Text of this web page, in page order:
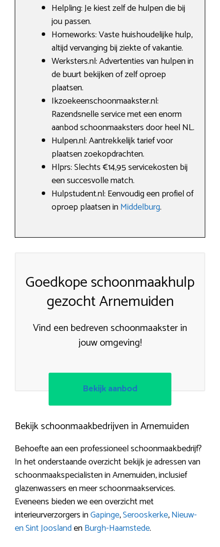
Helpling: Je kiest zelf de hulpen die bij
jou passen.
Homeworks: Vaste huishoudelijke hulp,
altijd vervanging bij ziekte of vakantie.
Werksters.nl: Advertenties van hulpen in
de buurt bekijken of zelf oproep
plaatsen.
Ikzoekeenschoonmaakster.nl:
Razendsnelle service met een enorm
aanbod schoonmaaksters door heel NL.
Hulpen.nl: Aantrekkelijk tarief voor
plaatsen zoekopdrachten.
Hlprs: Slechts €14,95 servicekosten bij
een succesvolle match.
Hulpstudent.nl: Eenvoudig een profiel of
oproep plaatsen inMiddelburg.
Goedkope schoonmaakhulp
gezocht Arnemuiden
Vind een bedreven schoonmaakster in
jouw omgeving!
Bekijk aanbod
Bekijk schoonmaakbedrijven in Arnemuiden
Behoefte aan een professioneel schoonmaakbedrijf?
In het onderstaande overzicht bekijk je adressen van
schoonmaakspecialisten in Arnemuiden, inclusief
glazenwassers en meer schoonmaakservices.
Eveneens bieden we een overzicht met
interieurverzorgers inGapinge,Serooskerke,Nieuw-
en Sint JooslandenBurgh-Haamstede.